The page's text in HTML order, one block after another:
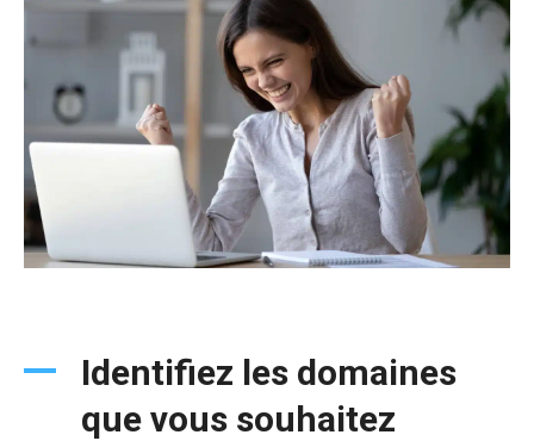
Identifiez les domaines
que vous souhaitez